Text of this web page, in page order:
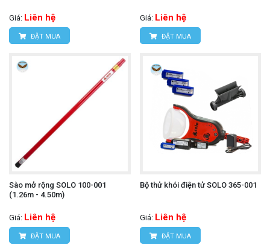
Giá: Liên hệ
ĐẶT MUA
Giá: Liên hệ
ĐẶT MUA
Sào mở rộng SOLO 100-001
(1.26m - 4.50m)
Giá: Liên hệ
ĐẶT MUA
Bộ thử khói điện tử SOLO 365-001
Giá: Liên hệ
ĐẶT MUA